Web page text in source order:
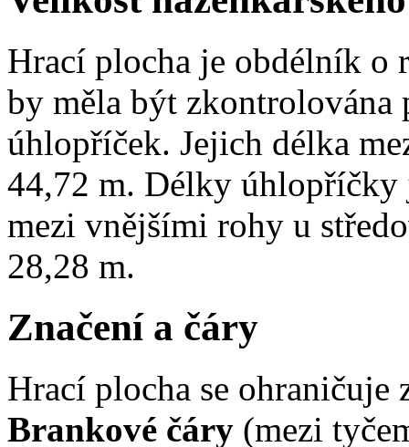
Hrací plocha je obdélník o
by měla být zkontrolována
úhlopříček. Jejich délka
44,72 m. Délky
mezi vnějšími rohy u
28,28 m.
Značení a čáry
Hrací plocha se
Brankové čáry (mezi